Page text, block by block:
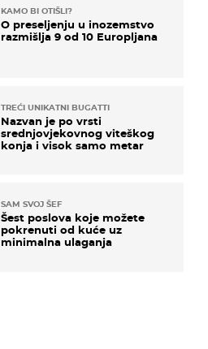
KAMO BI OTIŠLI?
O preseljenju u inozemstvo
razmišlja 9 od 10 Europljana
TREĆI UNIKATNI BUGATTI
Nazvan je po vrsti
srednjovjekovnog viteškog
konja i visok samo metar
SAM SVOJ ŠEF
Šest poslova koje možete
pokrenuti od kuće uz
minimalna ulaganja